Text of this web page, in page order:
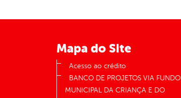
Mapa do Site
Acesso ao crédito
BANCO DE PROJETOS VIA FUNDO
MUNICIPAL DA CRIANÇA E DO